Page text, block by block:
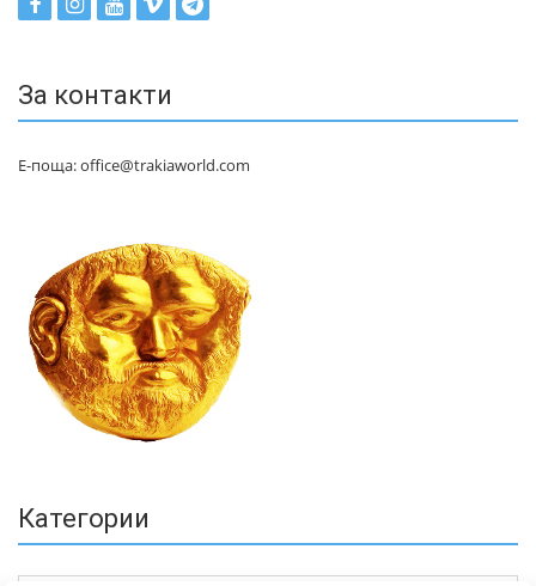
За контакти
Е-поща: office@trakiaworld.com
Категории